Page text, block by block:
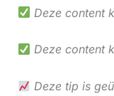
Deze content
Deze content
Deze tip is